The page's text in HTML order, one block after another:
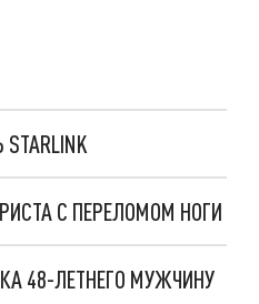
С ПЕРЕЛОМОМ НОГИ
48-ЛЕТНЕГО МУЖЧИНУ